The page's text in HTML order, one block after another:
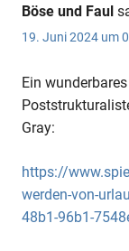
Böse und Faul
19. Juni 2024 um
Ein
Gray:
https://
werden-von-
48b1-96b1-